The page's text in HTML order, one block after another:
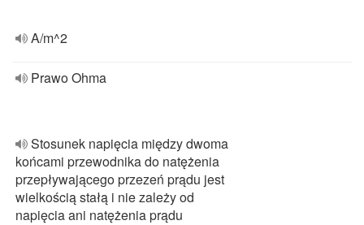
A/m^2
Prawo Ohma
Stosunek napięcia między dwoma
końcami przewodnika do natężenia
przepływającego przezeń prądu jest
wielkością stałą i nie zależy od
napięcia ani natężenia prądu